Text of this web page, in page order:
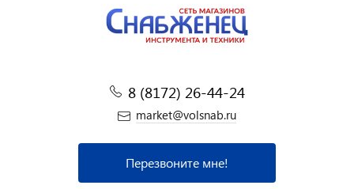
8 (8172) 26-44-24
market@volsnab.ru
Перезвоните мне!